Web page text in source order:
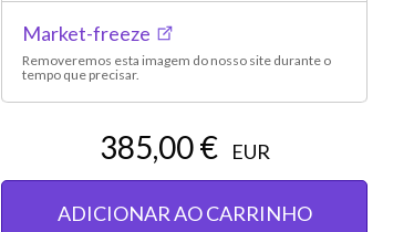
Market-freeze
Removeremos esta imagem do nosso site durante o
tempo que precisar.
385,00 € EUR
ADICIONAR AO CARRINHO